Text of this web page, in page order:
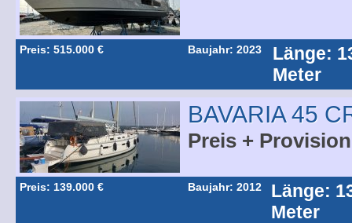
Preis: 515.000 € Baujahr: 2023
Länge:
Meter
BAVARIA 45
Preis +
Preis: 139.000 € Baujahr: 2012
Länge:
Meter